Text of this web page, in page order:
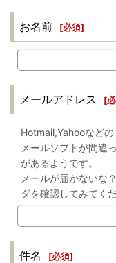
お名前 [必須]
メールアドレス [
Hotmail,Yahooなど
メールソフトが間違
があるようです。
メールが届かないな
ダを確認してみてくだ
件名 [必須]